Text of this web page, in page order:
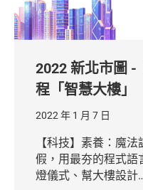
2022 新北市圖 -
程「智慧大樓」
2022 年 1 月 7 日
【科技】素養：魔
假，用最夯的程式語
燈儀式、幫大樓設計